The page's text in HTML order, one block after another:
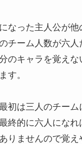
なった主人公が他
チーム人数が六人
のキャラを覚えな
す。
初は三人のチーム
終的に六人になれ
りませんので覚え